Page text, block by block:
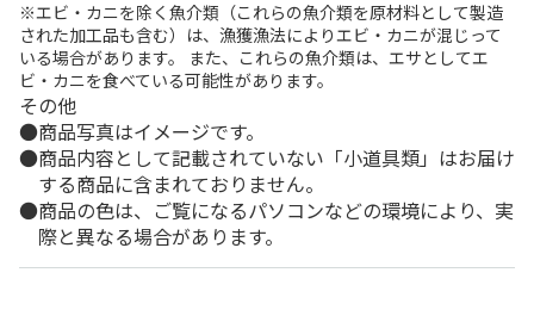
※エビ・カニを除く魚介類（これらの魚介類を原材料として製造
された加工品も含む）は、漁獲漁法によりエビ・カニが混じって
いる場合があります。 また、これらの魚介類は、エサとしてエ
ビ・カニを食べている可能性があります。
その他
商品写真はイメージです。
商品内容として記載されていない「小道具類」はお届け
する商品に含まれておりません。
商品の色は、ご覧になるパソコンなどの環境により、実
際と異なる場合があります。